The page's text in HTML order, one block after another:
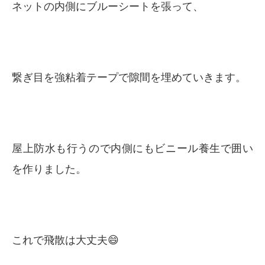
ネットの内側にブルーシートを張って、
繋ぎ目を強粘着テープで隙間を埋めていきます。
屋上防水も行うので内側にもビニール養生で囲い
を作りました。
これで飛散は大丈夫😄